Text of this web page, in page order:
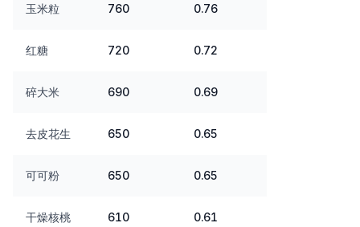
玉米粒 760 0.76
红糖 720 0.72
碎大米 690 0.69
去皮花生 650 0.65
可可粉 650 0.65
干燥核桃 610 0.61